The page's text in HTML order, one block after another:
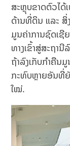
ສະຫຼຸບຂາດຕົວໄດ້
ດ້ານທີ່ດິນ ແລະ ສິ່
ມູນຄ່າການຊົດເຊີ
ທາງເຂົ້າສູ່ສະຖາ
ຖ້າລົງເກັບກຳຄືນ
ກະທົບຫຼາຍອັນທີ່ຍັ
ໃໝ່.